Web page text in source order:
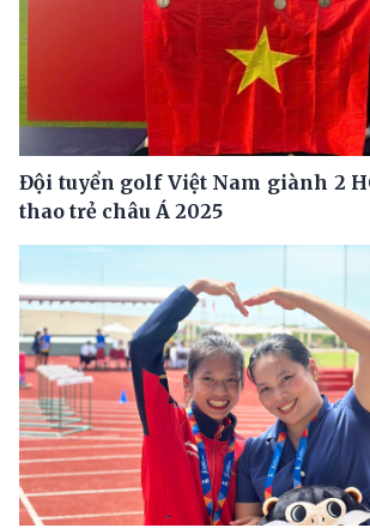
Đội tuyển golf Việt Nam giành 2
thao trẻ châu Á 2025